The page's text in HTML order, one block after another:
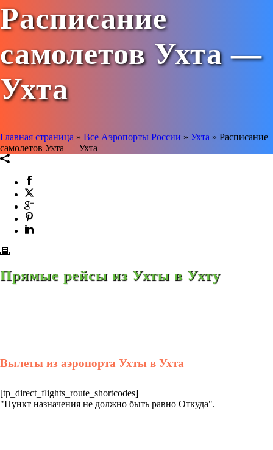
Расписание
самолетов Ухта —
Ухта
Главная страница » Все Аэропорты России » Ухта » Расписание
самолетов Ухта — Ухта
Прямые рейсы из Ухты в Ухту
Вылеты из аэропорта Ухты в Ухта
[tp_direct_flights_route_shortcodes]
"Пункт назначения не должно быть равно Откуда".